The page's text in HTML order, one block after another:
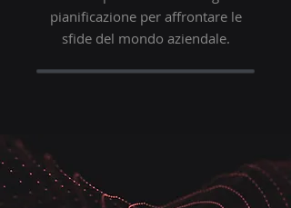
pianificazione per affrontare le
sfide del mondo aziendale.